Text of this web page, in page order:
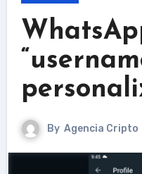
By Agencia Cripto